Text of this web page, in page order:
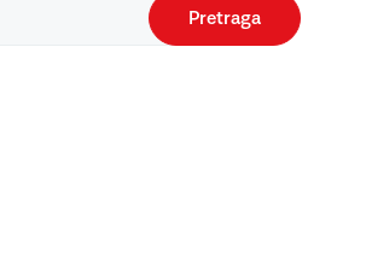
Pretraga